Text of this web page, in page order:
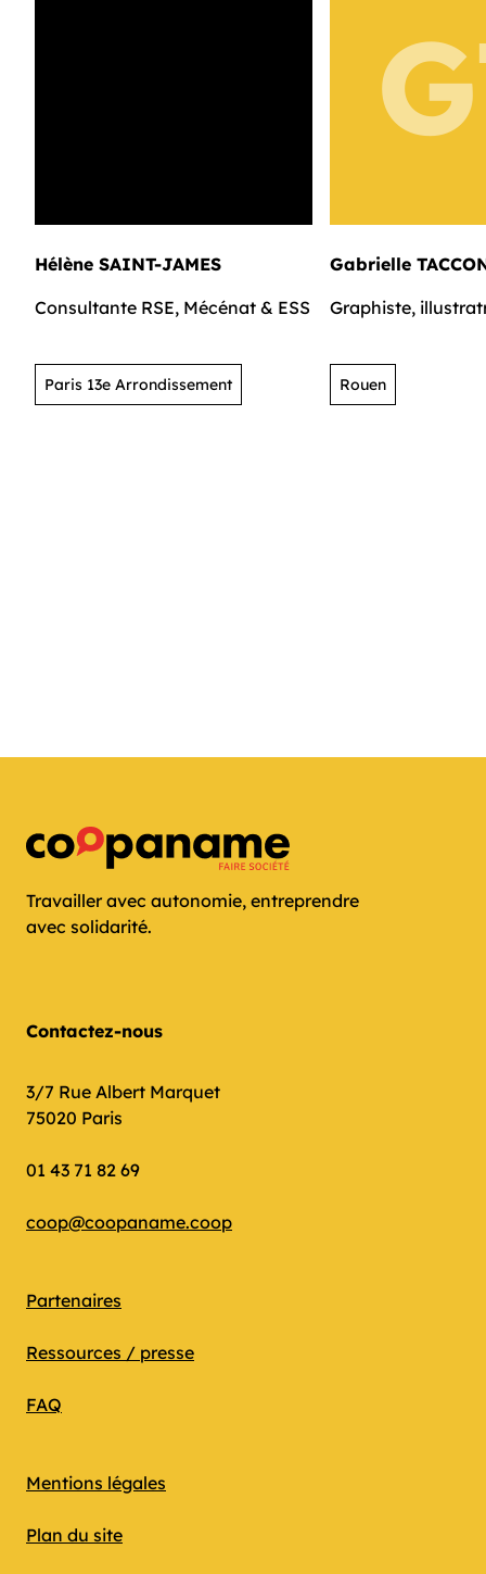
Hélène SAINT-JAMES
Consultante RSE, Mécénat & ESS
Paris 13e Arrondissement
Gabrielle
Graphiste,
Rouen
Travailler avec autonomie, entreprendre
avec solidarité.
Contactez-nous
3/7 Rue Albert Marquet
75020 Paris
01 43 71 82 69
coop@coopaname.coop
Partenaires
Ressources / presse
FAQ
Mentions légales
Plan du site